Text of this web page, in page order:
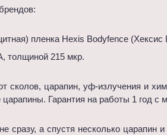
пленка Hexis Bodyfence
толщиной 215 мкр.
сколов, царапин, уф-излучения и
Гарантия на работы 1 год
сразу, а спустя несколько